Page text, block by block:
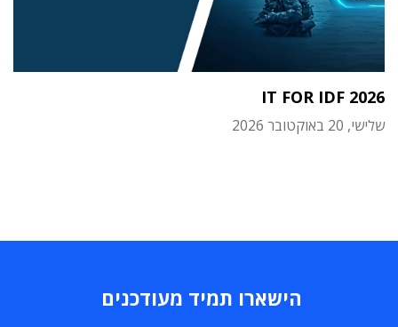
IT FOR IDF 2026
שלישי, 20 באוקטובר 2026
הישארו תמיד מעודכנים